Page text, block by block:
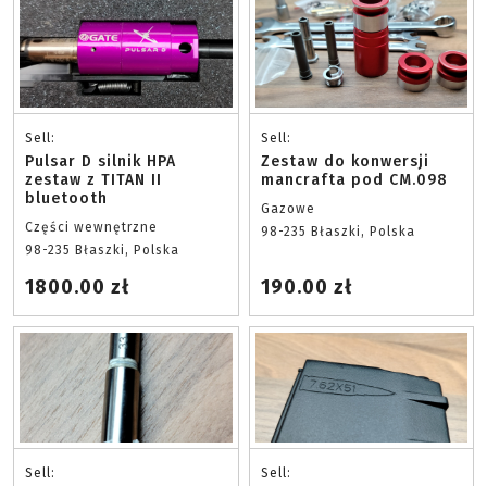
Sell:
Pulsar D silnik HPA
zestaw z TITAN II
bluetooth
Części wewnętrzne
98-235 Błaszki, Polska
1800.00 zł
Sell:
Zestaw do konwersji
mancrafta pod CM.098
Gazowe
98-235 Błaszki, Polska
190.00 zł
Sell: Sell: